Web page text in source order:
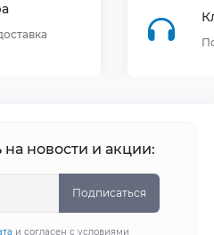
новости и акции:
Подписаться
и согласен с условиями